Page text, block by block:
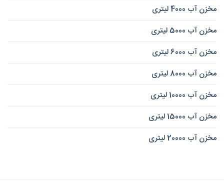
مخزن آب 4000 لیتری
مخزن آب 5000 لیتری
مخزن آب 6000 لیتری
مخزن آب 8000 لیتری
مخزن آب 10000 لیتری
مخزن آب 15000 لیتری
مخزن آب 20000 لیتری